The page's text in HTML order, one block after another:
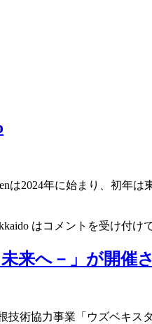
は2024年に始まり、初年
はコメントを受け付け
来へ－」が開催
技術協力事業「ウズベキ